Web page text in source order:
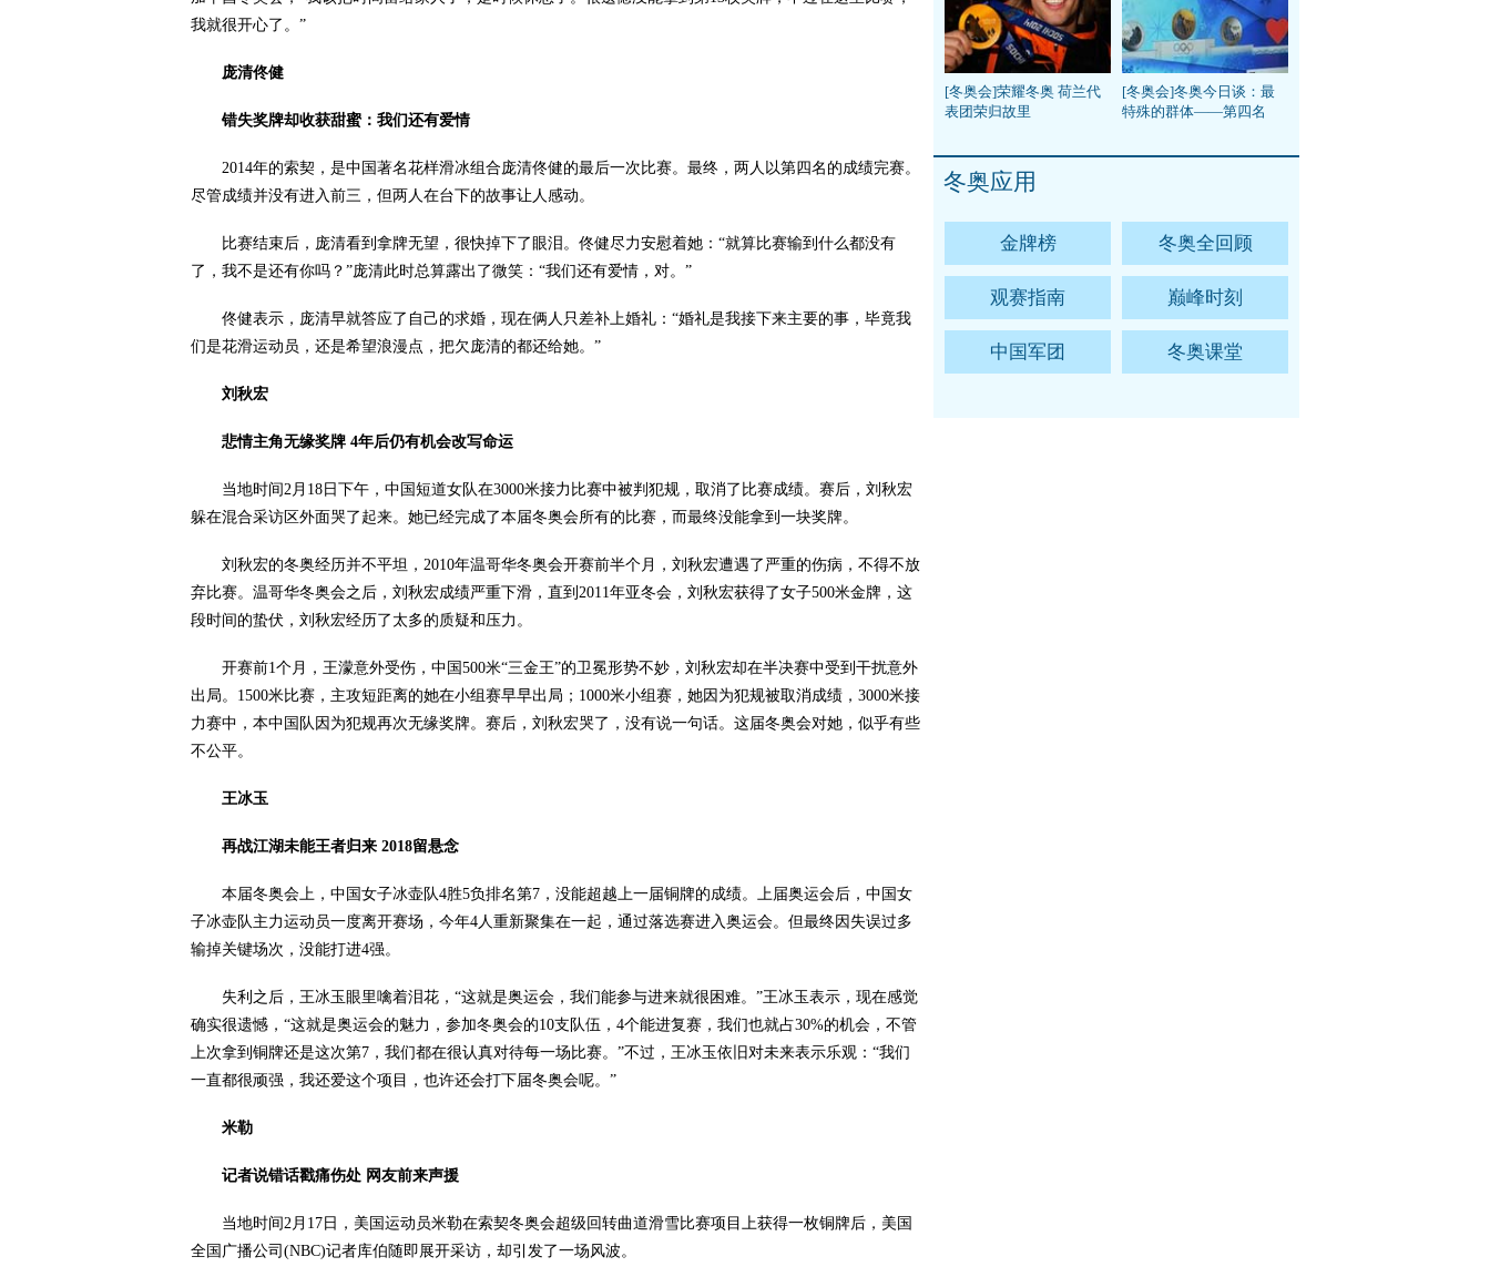
我就很开心了。”
庞清佟健
错失奖牌却收获甜蜜：我们还有爱情
2014年的索契，是中国著名花样滑冰组合庞清佟健的最后一次比赛。最终，两人以第四名的成绩完赛。
尽管成绩并没有进入前三，但两人在台下的故事让人感动。
比赛结束后，庞清看到拿牌无望，很快掉下了眼泪。佟健尽力安慰着她：“就算比赛输到什么都没有
了，我不是还有你吗？”庞清此时总算露出了微笑：“我们还有爱情，对。”
佟健表示，庞清早就答应了自己的求婚，现在俩人只差补上婚礼：“婚礼是我接下来主要的事，毕竟我
们是花滑运动员，还是希望浪漫点，把欠庞清的都还给她。”
刘秋宏
悲情主角无缘奖牌 4年后仍有机会改写命运
当地时间2月18日下午，中国短道女队在3000米接力比赛中被判犯规，取消了比赛成绩。赛后，刘秋宏
躲在混合采访区外面哭了起来。她已经完成了本届冬奥会所有的比赛，而最终没能拿到一块奖牌。
刘秋宏的冬奥经历并不平坦，2010年温哥华冬奥会开赛前半个月，刘秋宏遭遇了严重的伤病，不得不放
弃比赛。温哥华冬奥会之后，刘秋宏成绩严重下滑，直到2011年亚冬会，刘秋宏获得了女子500米金牌，这
段时间的蛰伏，刘秋宏经历了太多的质疑和压力。
开赛前1个月，王濛意外受伤，中国500米“三金王”的卫冕形势不妙，刘秋宏却在半决赛中受到干扰意外
出局。1500米比赛，主攻短距离的她在小组赛早早出局；1000米小组赛，她因为犯规被取消成绩，3000米接
力赛中，本中国队因为犯规再次无缘奖牌。赛后，刘秋宏哭了，没有说一句话。这届冬奥会对她，似乎有些
不公平。
王冰玉
再战江湖未能王者归来 2018留悬念
本届冬奥会上，中国女子冰壶队4胜5负排名第7，没能超越上一届铜牌的成绩。上届奥运会后，中国女
子冰壶队主力运动员一度离开赛场，今年4人重新聚集在一起，通过落选赛进入奥运会。但最终因失误过多
输掉关键场次，没能打进4强。
失利之后，王冰玉眼里噙着泪花，“这就是奥运会，我们能参与进来就很困难。”王冰玉表示，现在感觉
确实很遗憾，“这就是奥运会的魅力，参加冬奥会的10支队伍，4个能进复赛，我们也就占30%的机会，不管
上次拿到铜牌还是这次第7，我们都在很认真对待每一场比赛。”不过，王冰玉依旧对未来表示乐观：“我们
一直都很顽强，我还爱这个项目，也许还会打下届冬奥会呢。”
米勒
记者说错话戳痛伤处 网友前来声援
当地时间2月17日，美国运动员米勒在索契冬奥会超级回转曲道滑雪比赛项目上获得一枚铜牌后，美国
全国广播公司(NBC)记者库伯随即展开采访，却引发了一场风波。
[冬奥会]荣耀冬奥 荷兰代
表团荣归故里
[冬奥会]冬奥今日谈：最
特殊的群体——第四名
冬奥应用
金牌榜 冬奥全回顾
观赛指南 巅峰时刻
中国军团 冬奥课堂